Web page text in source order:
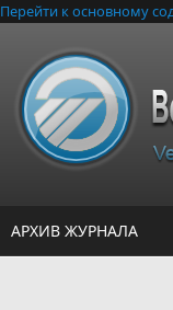
Перейти к основному
АРХИВ ЖУРНАЛА